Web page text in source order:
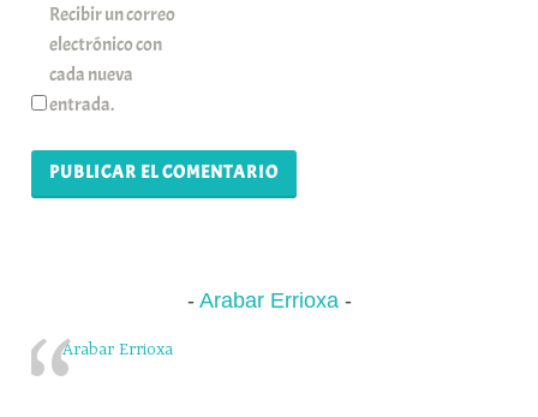
Recibir un correo
electrónico con
cada nueva
entrada.
Arabar Errioxa
Arabar Errioxa